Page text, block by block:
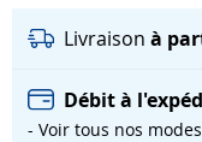
Livraison à
Débit à
- Voir tous nos